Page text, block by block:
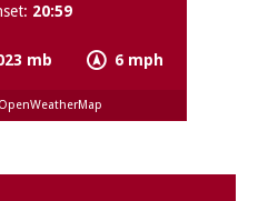
mb 6 mph
20:59